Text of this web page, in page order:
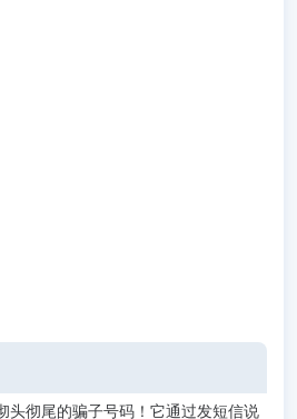
头彻尾的骗子号码！它通过发短信说